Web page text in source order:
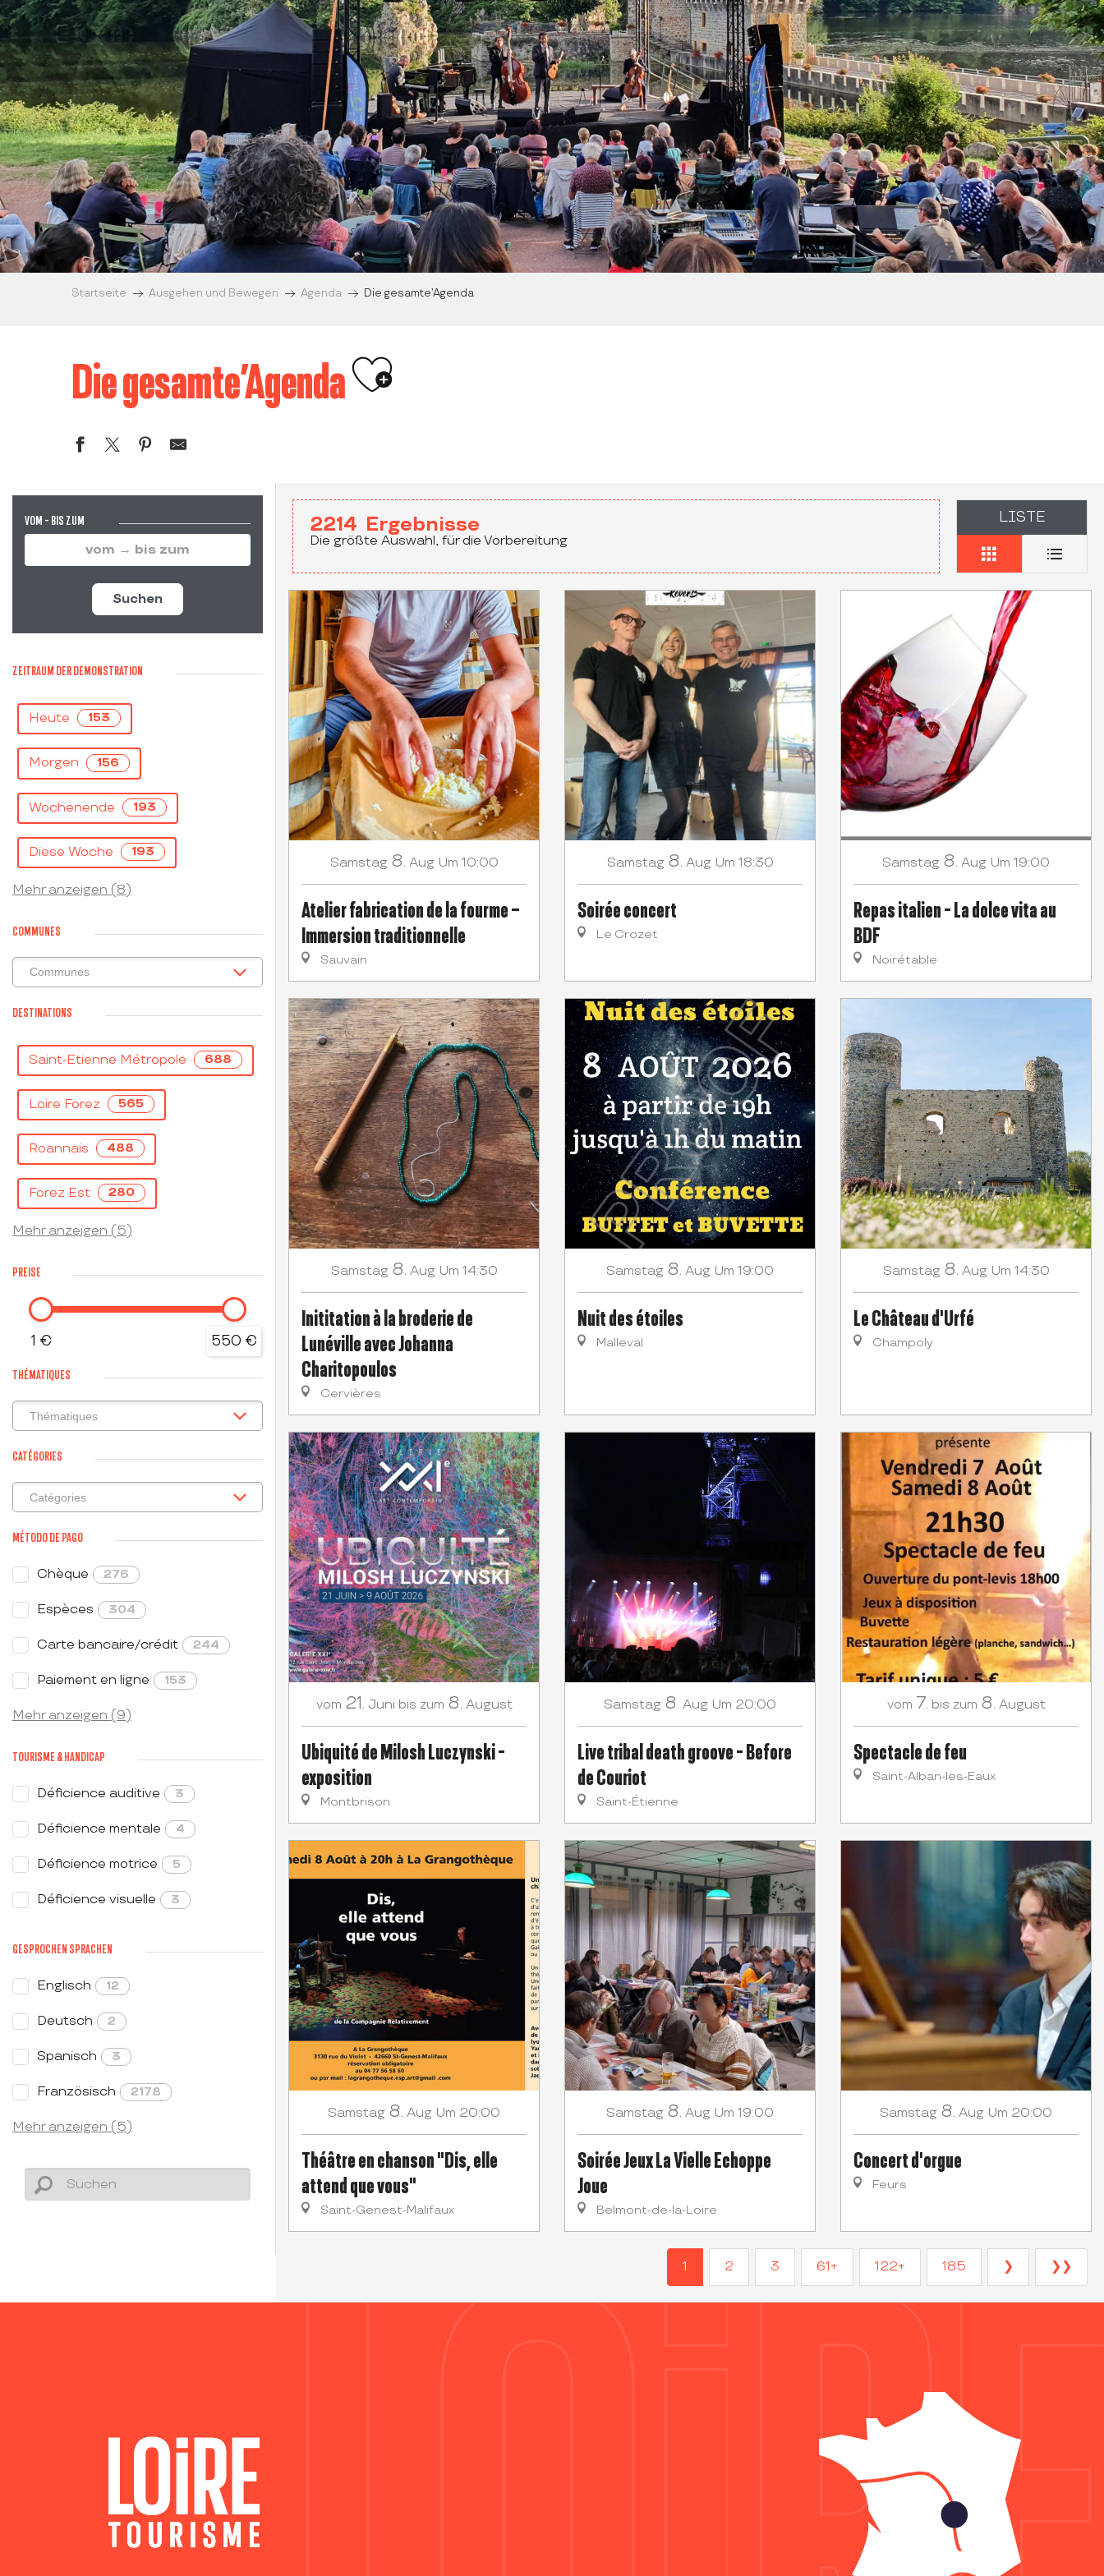
Startseite Ausgehen und Bewegen Agenda Die gesamte’Agenda
Die gesamte’AgendaAjouter aux favoris
VOM - BIS ZUM
Suchen
ZEITRAUM DER DEMONSTRATION
Heute 153
Morgen 156
Wochenende 193
Diese Woche 193
Mehr anzeigen (8)
COMMUNES
DESTINATIONS
Saint-Etienne Métropole 688
Loire Forez 565
Roannais 488
Forez Est 280
Mehr anzeigen (5)
PREISE
1 € 550 €
THÉMATIQUES
CATÉGORIES
MÉTODO DE PAGO
Chèque 276
Espèces 304
Carte bancaire/crédit 244
Paiement en ligne 153
Mehr anzeigen (9)
TOURISME & HANDICAP
Déficience auditive 3
Déficience mentale 4
Déficience motrice 5
Déficience visuelle 3
GESPROCHEN SPRACHEN
Englisch 12
Deutsch 2
Spanisch 3
Französisch 2178
Mehr anzeigen (5)
2214 Ergebnisse
Die größte Auswahl, für die Vorbereitung
LISTE
Samstag 8. Aug Um 10:00
Atelier fabrication de la fourme –
Immersion traditionnelle
Sauvain
Samstag 8. Aug Um 18:30
Soirée concert
Le Crozet
Samstag 8. Aug Um 19:00
Repas italien - La dolce vita au
BDF
Noirétable
Samstag 8. Aug Um 14:30
Inititation à la broderie de
Lunéville avec Johanna
Charitopoulos
Cervières
Samstag 8. Aug Um 19:00
Nuit des étoiles
Malleval
Samstag 8. Aug Um 14:30
Le Château d'Urfé
Champoly
vom 21. Juni bis zum 8. August
Ubiquité de Milosh Luczynski -
exposition
Montbrison
Samstag 8. Aug Um 20:00
Live tribal death groove - Before
de Couriot
Saint-Étienne
vom 7. bis zum 8. August
Spectacle de feu
Saint-Alban-les-Eaux
Samstag 8. Aug Um 20:00
Théâtre en chanson "Dis, elle
attend que vous"
Saint-Genest-Malifaux
Samstag 8. Aug Um 19:00
Soirée Jeux La Vielle Echoppe
Joue
Belmont-de-la-Loire
Samstag 8. Aug Um 20:00
Concert d'orgue
Feurs
1 2 3 61+ 122+ 185 ❯ ❯❯